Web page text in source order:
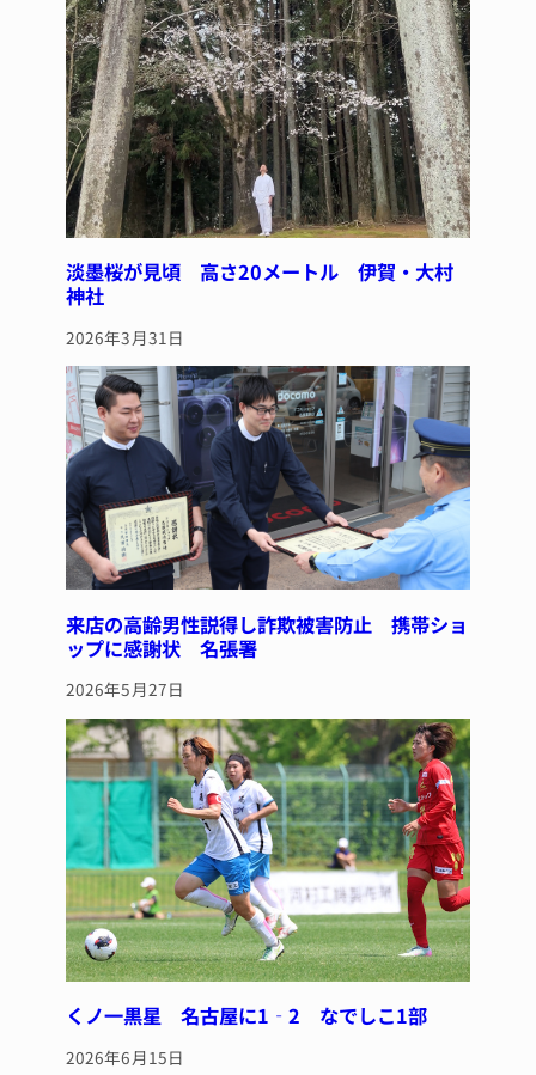
淡墨桜が見頃 高さ20メートル 伊賀・大村
神社
2026年3月31日
来店の高齢男性説得し詐欺被害防止 携帯ショ
ップに感謝状 名張署
2026年5月27日
くノ一黒星 名古屋に1‐2 なでしこ1部
2026年6月15日